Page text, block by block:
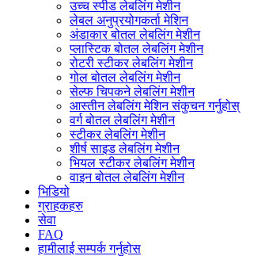
उच्च स्पीड लेबलिंग मेशीन
लेबल अनुप्रयोगकर्ता मेशिन
अंडाकार बोतल लेबलिंग मेशीन
प्लास्टिक बोतल लेबलिंग मेशीन
रोटरी स्टीकर लेबलिंग मेशीन
गोल बोतल लेबलिंग मेशीन
सेल्फ चिपकने लेबलिंग मेशीन
आस्तीन लेबलिंग मेशिन संकुचन गर्नुहोस्
वर्ग बोतल लेबलिंग मेशीन
स्टीकर लेबलिंग मेशीन
शीर्ष साइड लेबलिंग मेशीन
भियल स्टीकर लेबलिंग मेशीन
वाइन बोतल लेबलिंग मेशीन
भिडियो
ग्राहकहरु
सेवा
FAQ
हामीलाई सम्पर्क गर्नुहोस